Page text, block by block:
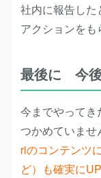
社内に報告した
アクションをも
最後に 今
今までやって
つかめていませ
riのコンテンツ
ど）も確実にUP